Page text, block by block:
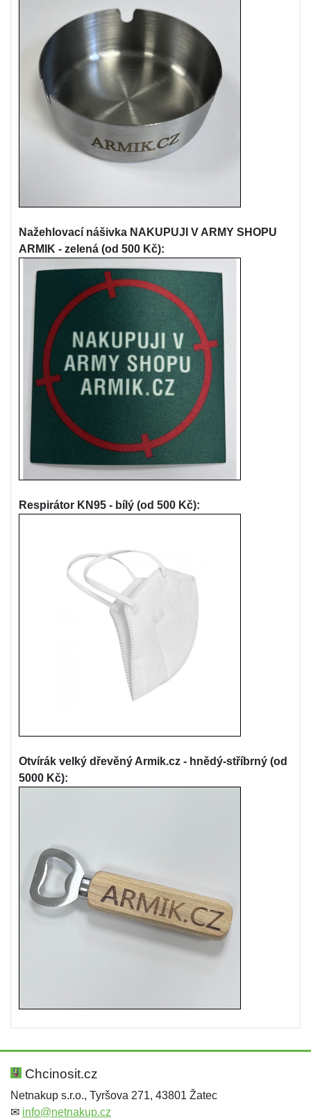
Nažehlovací nášivka NAKUPUJI V ARMY SHOPU
ARMIK - zelená (od 500 Kč):
Respirátor KN95 - bílý (od 500 Kč):
Otvírák velký dřevěný Armik.cz - hnědý-stříbrný (od
5000 Kč):
Chcinosit.cz
Netnakup s.r.o., Tyršova 271, 43801 Žatec
✉ info@netnakup.cz